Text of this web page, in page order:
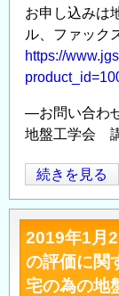
地
盤
の
品
評
価
と
対
策』
開
催
の
お申し込みは
ル、ファック
https://
―お問い合わ
地盤工学会
2020
年
1
月
28
日
続きを見る
2019年1月
の評価に関
宅の為の地